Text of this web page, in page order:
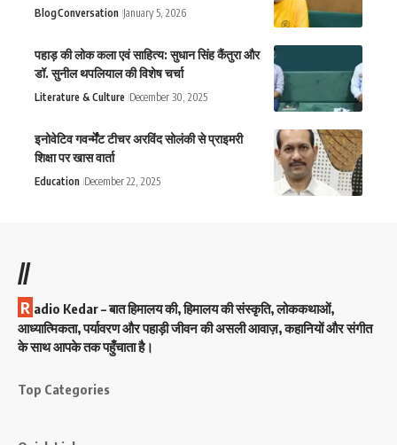
BlogConversation January 5, 2026
पहाड़ की लोक कला एवं साहित्य: सुधान सिंह कैंतुरा और
डॉ. सुनील थपलियाल की विशेष चर्चा
Literature & Culture December 30, 2025
इनोवेटिव गवर्न्मेंंट टीचर अरविंद सोलंकी से प्राइमरी
शिक्षा पर खास वार्ता
Education December 22, 2025
//
R adio Kedar – बात हिमालय की, हिमालय की संस्कृति, लोककथाओं,
आध्यात्मिकता, पर्यावरण और पहाड़ी जीवन की असली आवाज़, कहानियों और संगीत
के साथ आपके तक पहुँचाता है।
Top Categories